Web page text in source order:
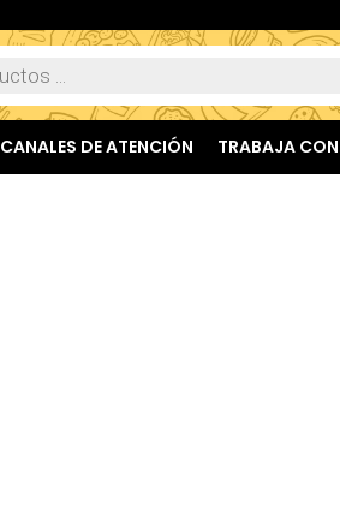
CANALES DE ATENCIÓN TRABAJA